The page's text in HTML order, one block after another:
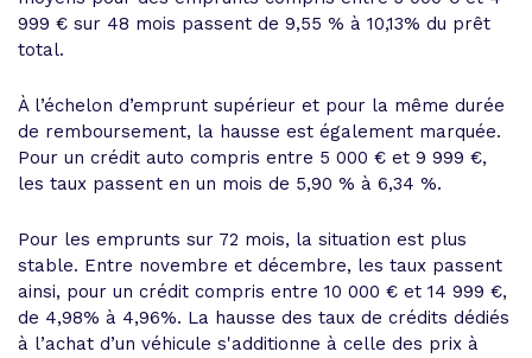
999 € sur 48 mois passent de 9,55 % à 10,13% du prêt
total.
À l’échelon d’emprunt supérieur et pour la même durée
de remboursement, la hausse est également marquée.
Pour un crédit auto compris entre 5 000 € et 9 999 €,
les taux passent en un mois de 5,90 % à 6,34 %.
Pour les emprunts sur 72 mois, la situation est plus
stable. Entre novembre et décembre, les taux passent
ainsi, pour un crédit compris entre 10 000 € et 14 999 €,
de 4,98% à 4,96%. La hausse des taux de crédits dédiés
à l’achat d’un véhicule s'additionne à celle des prix à